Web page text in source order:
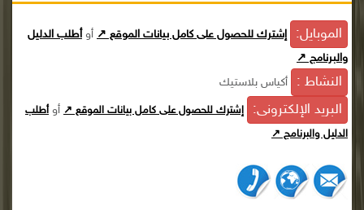
الموبايل: إشترك للحصول على كامل بيانات الموقع ↗ أوأطلب الدليل
والبرنامج ↗
النشاط : أكياس بلاستيك
البريد الإلكترونى: إشترك للحصول على كامل بيانات الموقع ↗ أوأطلب
الدليل والبرنامج ↗